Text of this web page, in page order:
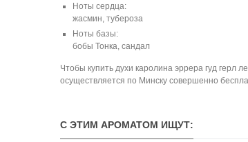
Ноты сердца:
жасмин, тубероза
Ноты базы:
бобы Тонка, сандал
Чтобы купить духи каролина эррера гуд герл
осуществляется по Минску совершенно
С ЭТИМ АРОМАТОМ ИЩУТ: